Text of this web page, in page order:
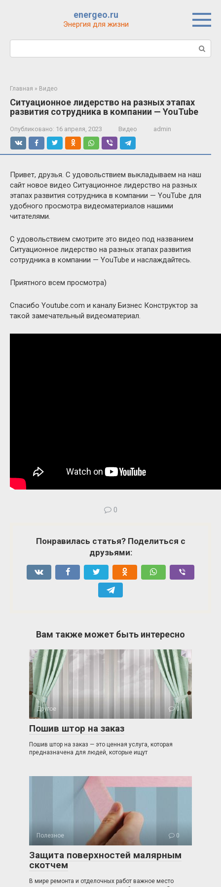
energeo.ru
Энергия для жизни
Поиск:
Главная » Видео
Ситуационное лидерство на разных этапах
развития сотрудника в компании — YouTube
Опубликовано: 16 апреля, 2023 Видео admin
Привет, друзья. С удовольствием выкладываем на наш
сайт новое видео Ситуационное лидерство на разных
этапах развития сотрудника в компании — YouTube для
удобного просмотра видеоматериалов нашими
читателями.
С удовольствием смотрите это видео под названием
Ситуационное лидерство на разных этапах развития
сотрудника в компании — YouTube и наслаждайтесь.
Приятного всем просмотра)
Спасибо Youtube.com и каналу Бизнес Конструктор за
такой замечательный видеоматериал.
0
Понравилась статья? Поделиться с
друзьями:
Вам также может быть интересно
Другое 0
Пошив штор на заказ
Пошив штор на заказ — это ценная услуга, которая
предназначена для людей, которые ищут
Полезное 0
Защита поверхностей малярным
скотчем
В мире ремонта и отделочных работ важное место